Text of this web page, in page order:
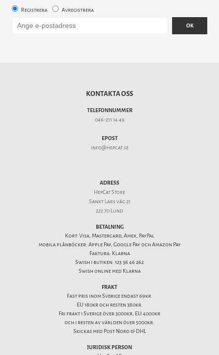
Registrera Avregistrera
OK
KONTAKTA OSS
TELEFONNUMMER
046-211 14 49
EPOST
info@hepcat.se
ADRESS
HepCat Store
Sankt Lars väg 21
222 70 Lund
BETALNING
Kort: Visa, Mastercard, Amex, PayPal
mobila plånböcker: Apple Pay, Google Pay och Amazon Pay
Faktura: Klarna
Swish i butiken: 123 36 46 262
Swish online med Klarna
FRAKT
Fast pris inom Sverige endast 69kr.
EU 180kr och resten 380kr.
Fri frakt i Sverige över 3000kr, EU 4000kr
och i resten av världen över 5000kr.
Skickas med Post Nord & DHL
JURIDISK PERSON